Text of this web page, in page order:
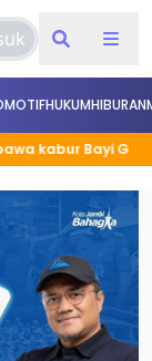
HUKUMHIBURAN
Bayi G